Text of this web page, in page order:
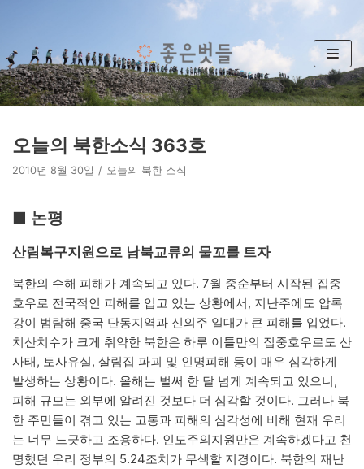
츠
로
건
뛰
기
오늘의 북한소식 363호
2010년 8월 30일 오늘의 북한 소식
■ 논평
산림복구지원으로 남북교류의 물꼬를 트자
북한의 수해 피해가 계속되고 있다. 7월 중순부터 시작된 집중
호우로 전국적인 피해를 입고 있는 상황에서, 지난주에도 압록
강이 범람해 중국 단동지역과 신의주 일대가 큰 피해를 입었다.
치산치수가 크게 취약한 북한은 하루 이틀만의 집중호우로도 산
사태, 토사유실, 살림집 파괴 및 인명피해 등이 매우 심각하게
발생하는 상황이다. 올해는 벌써 한 달 넘게 계속되고 있으니,
피해 규모는 외부에 알려진 것보다 더 심각할 것이다. 그러나 북
한 주민들이 겪고 있는 고통과 피해의 심각성에 비해 현재 우리
는 너무 느긋하고 조용하다. 인도주의지원만은 계속하겠다고 천
명했던 우리 정부의 5.24조치가 무색할 지경이다. 북한의 재난